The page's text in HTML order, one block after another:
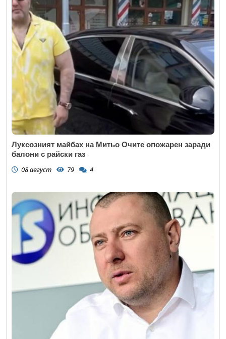
Луксозният майбах на Митьо Очите опожарен заради
балони с райски газ
08 август 79 4